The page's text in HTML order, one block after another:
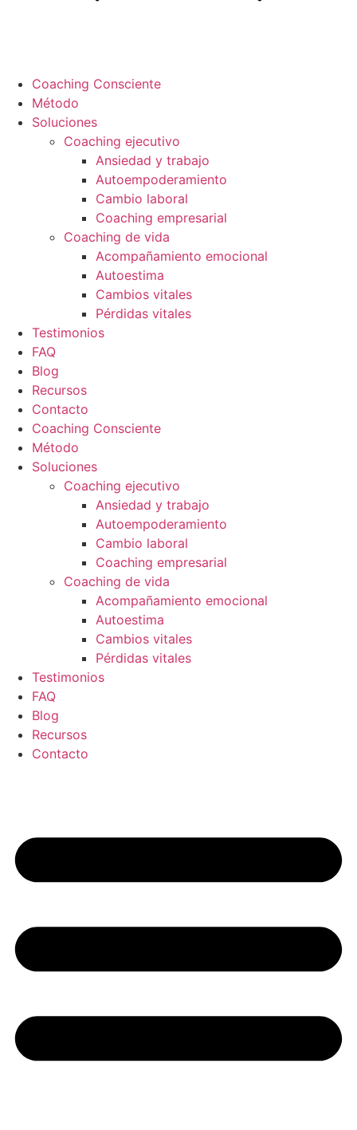
Coaching Consciente
Método
Soluciones
Coaching ejecutivo
Ansiedad y trabajo
Autoempoderamiento
Cambio laboral
Coaching empresarial
Coaching de vida
Acompañamiento emocional
Autoestima
Cambios vitales
Pérdidas vitales
Testimonios
FAQ
Blog
Recursos
Contacto
Coaching Consciente
Método
Soluciones
Coaching ejecutivo
Ansiedad y trabajo
Autoempoderamiento
Cambio laboral
Coaching empresarial
Coaching de vida
Acompañamiento emocional
Autoestima
Cambios vitales
Pérdidas vitales
Testimonios
FAQ
Blog
Recursos
Contacto